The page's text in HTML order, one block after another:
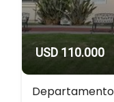
USD 110.000